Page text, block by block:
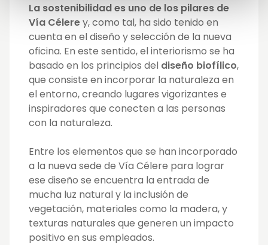
La sostenibilidad es uno de los pilares de
Vía Célerey, como tal, ha sido tenido en
cuenta en el diseño y selección de la nueva
oficina. En este sentido, el interiorismo se ha
basado en los principios del diseño biofílico,
que consiste en incorporar la naturaleza en
el entorno, creando lugares vigorizantes e
inspiradores que conecten a las personas
con la naturaleza.
Entre los elementos que se han incorporado
a la nueva sede de Vía Célere para lograr
ese diseño se encuentra la entrada de
mucha luz natural y la inclusión de
vegetación, materiales como la madera, y
texturas naturales que generen un impacto
positivo en sus empleados.